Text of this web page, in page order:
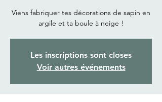
Viens fabriquer tes décorations de sapin en
argile et ta boule à neige !
Les inscriptions sont closes
Voir autres événements